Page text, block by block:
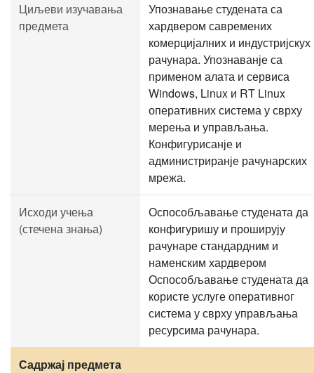
Циљеви изучавања
предмета
Упознавање студената са
хардвером савремених
комерцијалних и индустријскух
рачунара. Упознаванје са
применом алата и сервиса
Windows, Linux и RT Linux
оперативних система у сврху
мерења и управљања.
Конфигурисанје и
администриранје рачунарских
мрежа.
Исходи учења
(стечена знања)
Оспособљавање студената да
конфигуришу и проширују
рачунаре стандардним и
наменским хардвером
Оспособљавање студената да
користе услуге оперативног
система у сврху управљања
ресурсима рачунара.
Садржај предмета